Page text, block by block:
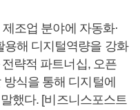
조업 분야에 자동화·
용해 디지털역량을 강화
략적 파트너십, 오픈
식을 통해 디지털에
했다. [비즈니스포스트